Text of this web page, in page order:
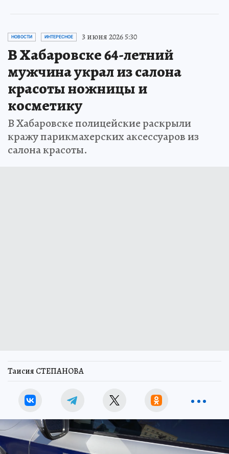
НОВОСТИ ИНТЕРЕСНОЕ 3 июня 2026 5:30
В Хабаровске 64-летний
мужчина украл из салона
красоты ножницы и
косметику
В Хабаровске полицейские раскрыли
кражу парикмахерских аксессуаров из
салона красоты.
Таисия СТЕПАНОВА